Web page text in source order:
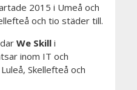
2015 i Umeå och
och tio städer till.
We Skilli
inom IT och
Skellefteå och